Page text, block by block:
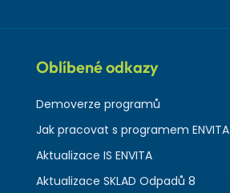
Oblíbené odkazy
Demoverze programů
Jak pracovat s programem ENVITA
Aktualizace IS ENVITA
Aktualizace SKLAD Odpadů 8